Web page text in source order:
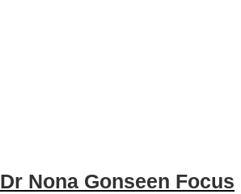
Dr Nona Gonseen Focus להרזייה